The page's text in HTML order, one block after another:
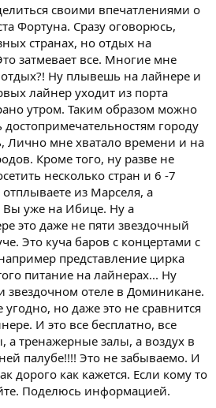
своими впечатлениями о
Фортуна. Сразу оговорюсь,
странах, но отдых на
затмевает все. Многие мне
отдых?! Ну плывешь на лайнере и
лайнер уходит из порта
утром. Таким образом можно
городу
Лично мне хватало времени и на
Кроме того, ну разве не
несколько стран и 6 -7
из Марселя, а
Вы уже на Ибице. Ну а
это даже не пяти звездочный
Это куча баров с концертами с
представление цирка
питание на лайнерах... Ну
звездочном отеле в Доминикане.
но даже это не сравнится
И это все бесплатно, все
а тренажерные залы, а воздух в
палубе!!!! Это не забываемо. И
дорого как кажется. Если кому то
Поделюсь информацией.